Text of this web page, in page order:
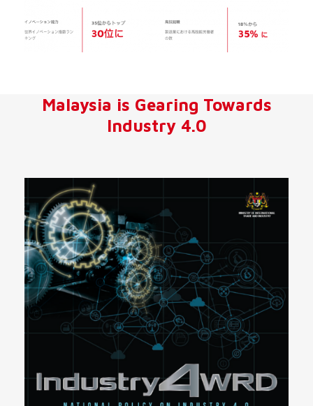
Malaysia is Gearing Towards
Industry 4.0